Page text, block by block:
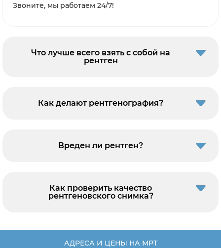
Звоните, мы работаем 24/7!
Что лучше всего взять с собой на
рентген
Как делают рентгенография?
Вреден ли рентген?
Как проверить качество
рентгеновского снимка?
АДРЕСА И ЦЕНЫ НА МРТ